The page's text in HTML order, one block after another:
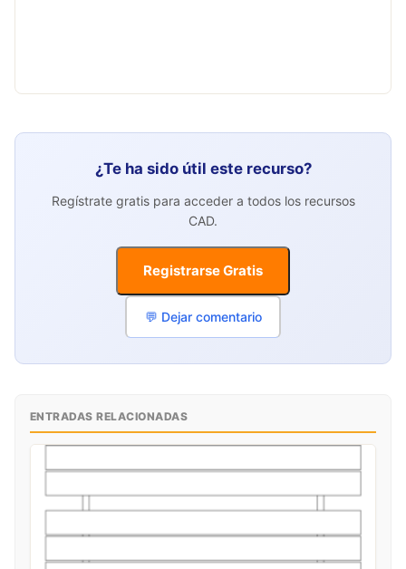
¿Te ha sido útil este recurso?
Regístrate gratis para acceder a todos los recursos
CAD.
Registrarse Gratis
💬 Dejar comentario
ENTRADAS RELACIONADAS